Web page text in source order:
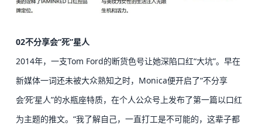
02不分享会“死”星人
2014年，一支Tom Ford的断货色号让她深陷口红“大坑”。早在
新媒体一词还未被大众熟知之时，Monica便开启了“不分享
会‘死’星人”的水瓶座特质，在个人公众号上发布了第一篇以口红
为主题的推文。“我了解自己，一直打工是不可能的，这辈子都